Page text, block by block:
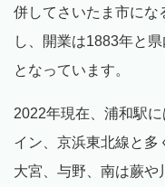
併してさいたま市にな
し、開業は1883年と
となっています。
2022年現在、浦和駅
イン、京浜東北線と多
大宮、与野、南は蕨や